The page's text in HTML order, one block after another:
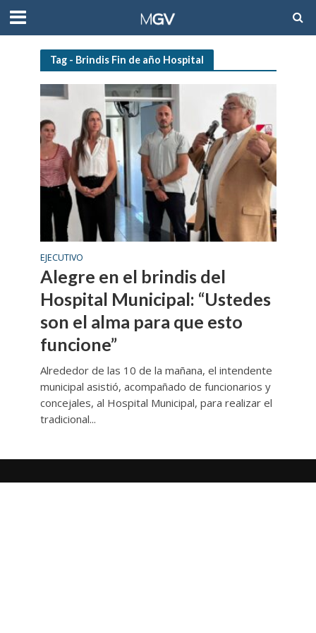
Tag - Brindis Fin de año Hospital
EJECUTIVO
Alegre en el brindis del
Hospital Municipal: “Ustedes
son el alma para que esto
funcione”
Alrededor de las 10 de la mañana, el intendente
municipal asistió, acompañado de funcionarios y
concejales, al Hospital Municipal, para realizar el
tradicional...